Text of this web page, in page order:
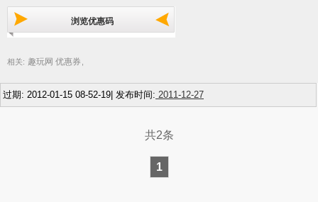
浏览优惠码
相关: 趣玩网 优惠券 ,
过期: 2012-01-15 08-52-19| 发布时间: 2011-12-27
共2条
1